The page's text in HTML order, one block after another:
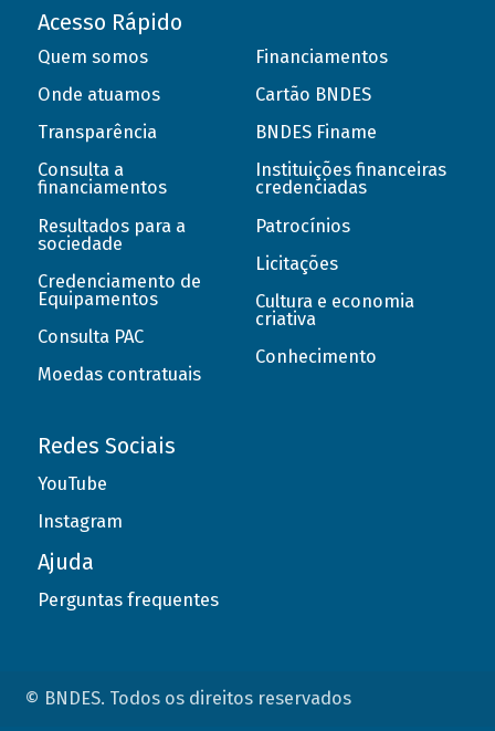
Acesso Rápido
Quem somos
Onde atuamos
Transparência
Consulta a
financiamentos
Resultados para a
sociedade
Credenciamento de
Equipamentos
Consulta PAC
Moedas contratuais
Financiamentos
Cartão BNDES
BNDES Finame
Instituições financeiras
credenciadas
Patrocínios
Licitações
Cultura e economia
criativa
Conhecimento
Redes Sociais
YouTube
Instagram
Ajuda
Perguntas frequentes
© BNDES. Todos os direitos reservados